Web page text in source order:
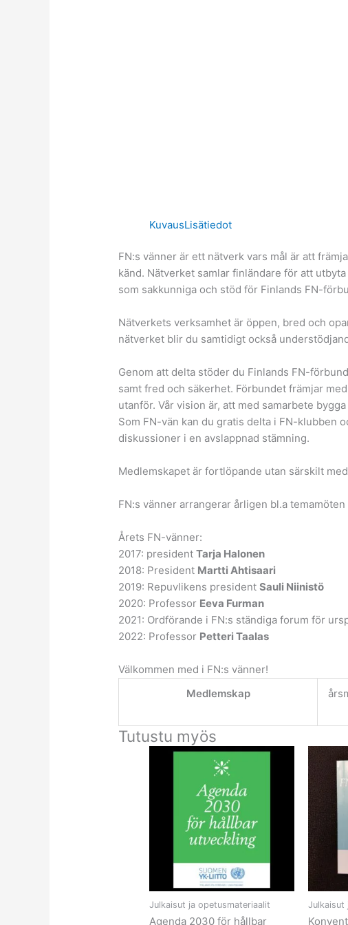
KuvausLisätiedot
FN:s vänner är ett nätverk vars mål är att
känd. Nätverket samlar finländare för att
som sakkunniga och stöd för Finlands FN-
Nätverkets verksamhet är öppen, bred och
nätverket blir du samtidigt också
Genom att delta stöder du Finlands FN-
samt fred och säkerhet. Förbundet främjar
utanför. Vår vision är, att med samarbete
Som FN-vän kan du gratis delta i FN-klubben
diskussioner i en avslappnad stämning.
Medlemskapet är fortlöpande utan särskilt
FN:s vänner arrangerar årligen bl.a
Årets FN-vänner:
2017: presidentTarja Halonen
2018: President Martti Ahtisaari
2019: Repuvlikens presidentSauli Niinistö
2020: Professor Eeva Furman
2021: Ordförande i FN:s ständiga forum för
2022: Professor Petteri Taalas
Välkommen med i FN:s vänner!
Medlemskap
Tutustu myös
Julkaisut ja opetusmateriaalit
Agenda 2030 för hållbar
Hintaluokka:
0,00 €
-
10,00 €
Tällä
muunnelma.
Voit
tehdä
tuotteen
sivulla.
Julkaisut